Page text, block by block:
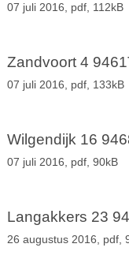
07 juli 2016, pdf, 112kB
Zandvoort 4
07 juli 2016, pdf, 133kB
Wilgendijk 16
07 juli 2016, pdf, 90kB
Langakkers 23
26 augustus 2016, pdf,